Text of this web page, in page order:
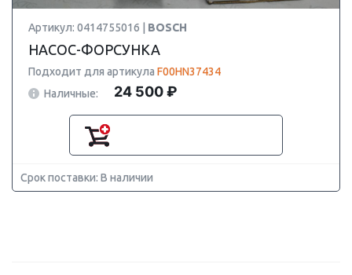
Артикул: 0414755016 | BOSCH
НАСОС-ФОРСУНКА
Подходит для артикула F00HN37434
Наличные:
24 500 ₽
Срок поставки: В наличии